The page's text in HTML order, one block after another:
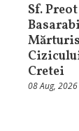
Sf.
Cretei
08 Aug, 2026